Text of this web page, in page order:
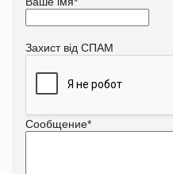
Захист від СПАМ
Сообщение*